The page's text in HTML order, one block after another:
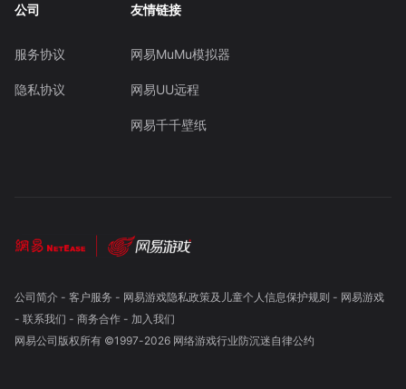
公司
服务协议
隐私协议
友情链接
网易MuMu模拟器
网易UU远程
网易千千壁纸
公司简介- 客户服务 - 网易游戏隐私政策及儿童个人信息保护规则 - 网易游戏
- 联系我们 - 商务合作- 加入我们
网易公司版权所有 ©1997-2026 网络游戏行业防沉迷自律公约